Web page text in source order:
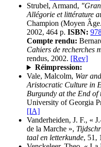
Strubel, Armand,
Allégorie et littérature
Champion (Moyen
2002, 464 p. ISBN:
Compte rendu:
Cahiers de recherches
rendus, 2002. [Rev]
Réimpression:
Vale, Malcolm, War
Aristocratic Culture in
Burgundy at the End of
University of Georgia
[IA]
Vanderheiden, J. F., «
de la Marche »,
taal en letterkunde, 51,